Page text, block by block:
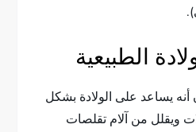
الطبيعية
يساعد على الولادة بشكل
ويقلل من آلام تقلصات